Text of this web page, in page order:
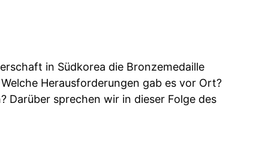
in Südkorea die Bronzemedaille
Herausforderungen gab es vor Ort?
Darüber sprechen wir in dieser Folge des